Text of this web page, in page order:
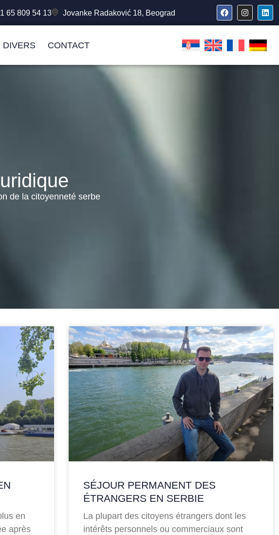
65 809 54 13 Jovanke Radaković 18, Beograd
DIVERS CONTACT
de la citoyenneté serbe
en
après
SÉJOUR PERMANENT DES
ÉTRANGERS EN SERBIE
La plupart des citoyens étrangers dont les
intérêts personnels ou commerciaux sont